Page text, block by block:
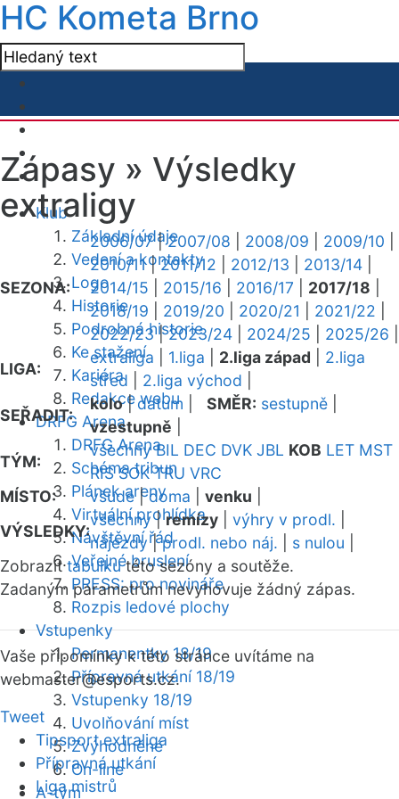
HC Kometa Brno
Klub
Základní údaje
Vedení a kontakty
Logo
Historie
Podrobná historie
Ke stažení
Kariéra
Redakce webu
DRFG Arena
DRFG Arena
Schéma tribun
Plánek areny
Virtuální prohlídka
Návštěvní řád
Veřejné bruslení
PRESS: pro novináře
Rozpis ledové plochy
Vstupenky
Permanentky 18/19
Přípravná utkání 18/19
Vstupenky 18/19
Uvolňování míst
Zvýhodněné
On-line
A-tým
Zápasy » Výsledky
extraligy
SEZONA:
2006/07|2007/08 2008/09 2009/10
2010/11|2011/12 2012/13 2013/14
2014/15
2015/16 2016/17 2017/18
2018/19
2019/20 2020/21 2021/22
2022/23|2023/24 2024/25 2025/26
LIGA:
extraliga 1.liga 2.liga západ
2.liga
střed
2.liga východ
SEŘADIT:
kolo|datum SMĚR: sestupně
vzestupně
TÝM:
všechny BIL DEC DVK JBL KOB LET MST
RIS SOK TRU VRC
MÍSTO:
všude|doma venku
VÝSLEDKY:
všechny|remízy výhry v prodl.
nájezdy|prodl. nebo náj. s nulou
Zobrazittabulkutéto sezóny a soutěže.
Zadaným parametrům nevyhovuje žádný zápas.
Vaše připomínky k této stránce uvítáme na
webmaster@esports.cz.
Tweet
Tipsport extraliga
Přípravná utkání
Liga mistrů